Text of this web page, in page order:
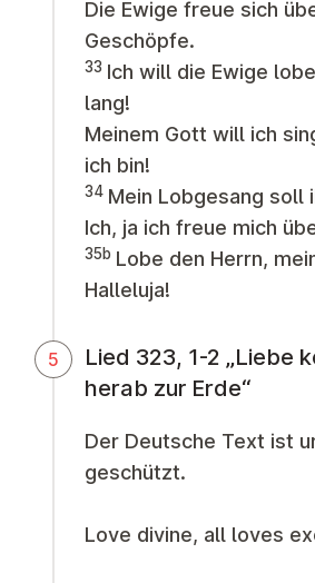
Die Ewige freue sich
Geschöpfe.
33 Ich will die Ewige
lang!
Meinem Gott will ich
ich bin!
34 Mein Lobgesang soll
Ich, ja ich freue mich
35b Lobe den Herrn,
Halleluja!
5
Lied 323, 1-2 „Liebe
herab zur Erde“
Der Deutsche Text ist
geschützt.
Love divine, all loves